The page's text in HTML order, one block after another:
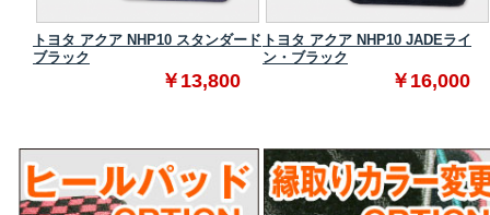
トヨタ アクア NHP10 スタンダード
ブラック
￥13,800
トヨタ アクア NHP10 JADEライ
ン・ブラック
￥16,000